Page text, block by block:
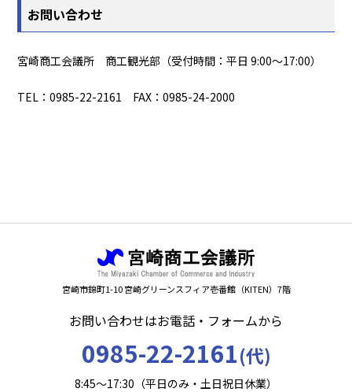
お問い合わせ
宮崎商工会議所 商工観光部（受付時間：平日 9:00～17:00）
TEL：0985-22-2161 FAX：0985-24-2000
宮崎市錦町1-10 宮崎グリーンスフィア壱番館（KITEN）7階
お問い合わせはお電話・フォームから
0985-22-2161(代)
8:45～17:30（平日のみ・土日祝日休業）